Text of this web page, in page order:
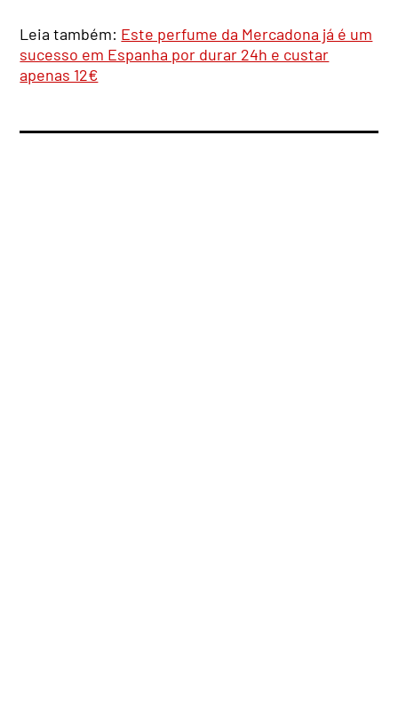
Leia também: Este perfume da Mercadona já é um
sucesso em Espanha por durar 24h e custar
apenas 12€